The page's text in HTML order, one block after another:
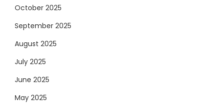
October 2025
September 2025
August 2025
July 2025
June 2025
May 2025